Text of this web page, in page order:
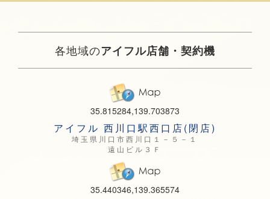
各地域のアイフル店舗・契約機
35.815284,139.703873
アイフル 西川口駅西口店(閉店)
埼玉県川口市西川口１－５－１
遠山ビル３Ｆ
35.440346,139.365574